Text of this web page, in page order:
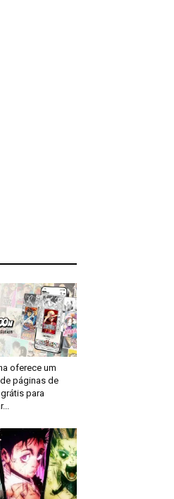
oferece um
páginas de
para